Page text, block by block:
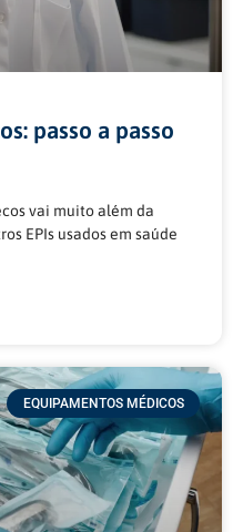
passo a passo
vai muito além da
EPIs usados em saúde
EQUIPAMENTOS MÉDICOS